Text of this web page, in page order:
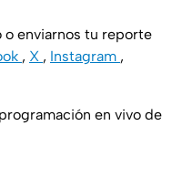
enviarnos tu reporte
, X , Instagram ,
en vivo de